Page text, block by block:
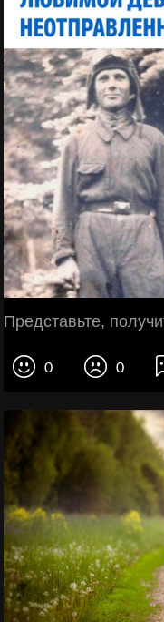
Представьте,
0 0